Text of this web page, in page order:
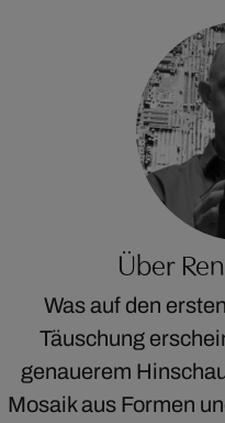
Über
Was auf den
Täuschung
genauerem
Mosaik aus Formen